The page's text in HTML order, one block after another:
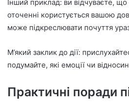
Інший приклад: ви відчуваєте,
оточенні користується вашою
може підкреслювати почуття
М’який заклик до дії:
подумайте, які емоції чи
Практичні поради